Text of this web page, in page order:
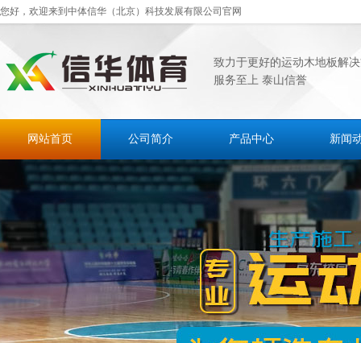
您好，欢迎来到中体信华（北京）科技发展有限公司官网
致力于更好的运动木地板解
服务至上 泰山信誉
网站首页 公司简介 产品中心 新闻